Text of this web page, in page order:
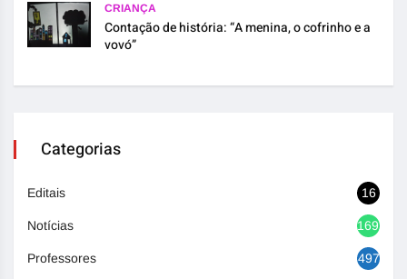
CRIANÇA
Contação de história: “A menina, o cofrinho e a
vovó”
Categorias
Editais 16
Notícias 1692
Professores 497